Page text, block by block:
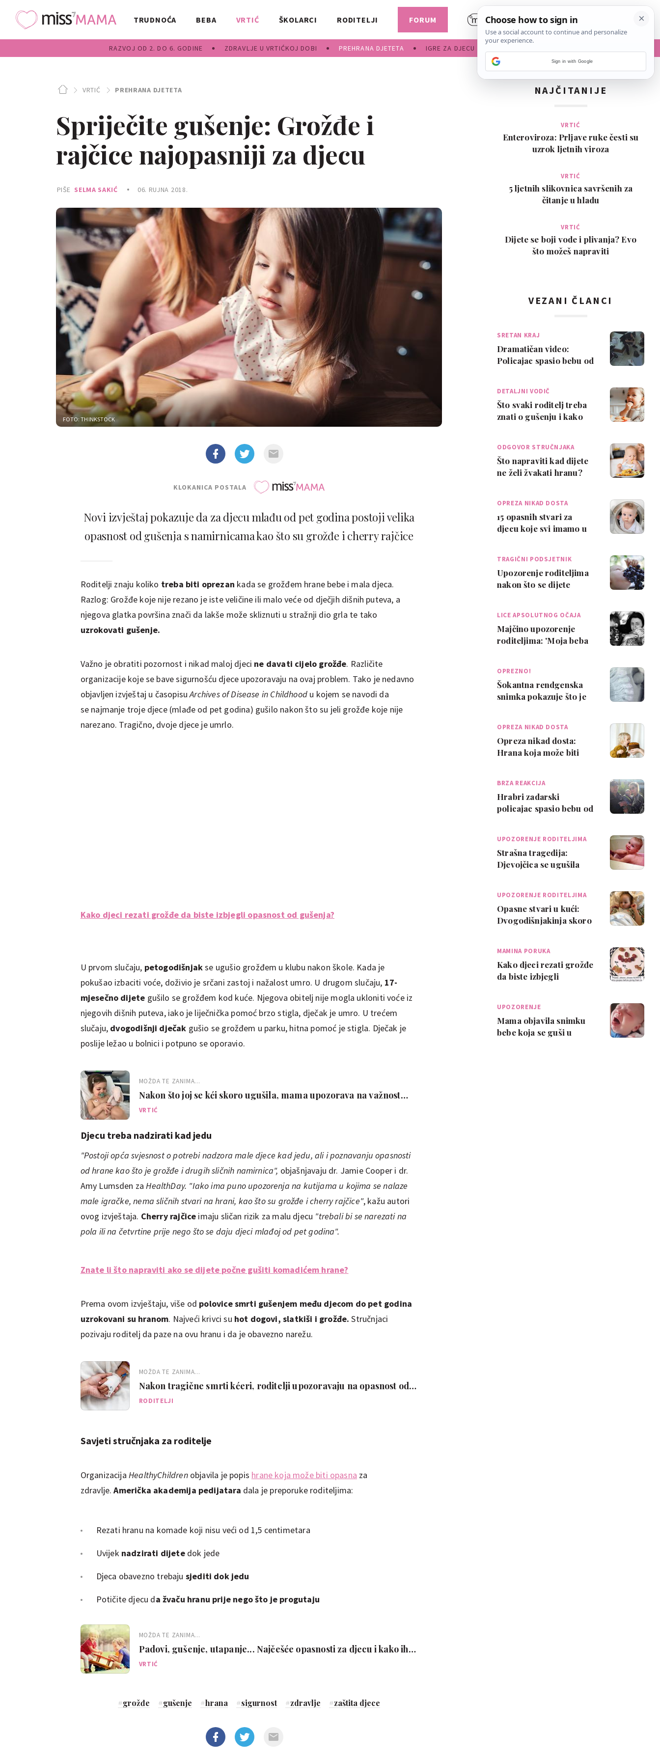
TRUDNOĆA BEBA VRTIĆ
RAZVOJ OD 2. DO 6. GODINE ZDRAVLJE U VRTIĆKOJ DOBI PREHRANA DJETETA IGRE ZA DJECU
ŠKOLARCI RODITELJI FORUM
VRTIĆ PREHRANA DJETETA
Spriječite gušenje: Grožđe i
rajčice najopasniji za djecu
PIŠE SELMA SAKIĆ 06. RUJNA 2018.
FOTO: THINKSTOCK
KLOKANICA POSTALA
Novi izvještaj pokazuje da za djecu mlađu od pet godina postoji velika
opasnost od gušenja s namirnicama kao što su grožđe i cherry rajčice
Roditelji znaju koliko treba biti oprezan kada se grožđem hrane bebe i mala djeca.
Razlog: Grožđe koje nije rezano je iste veličine ili malo veće od dječjih dišnih puteva, a
njegova glatka površina znači da lakše može skliznuti u stražnji dio grla te tako
uzrokovati gušenje.
Važno je obratiti pozornost i nikad maloj djeci ne davati cijelo grožđe. Različite
organizacije koje se bave sigurnošću djece upozoravaju na ovaj problem. Tako je nedavno
objavljen izvještaj u časopisuArchives of Disease in Childhood u kojem se navodi da
se najmanje troje djece (mlađe od pet godina) gušilo nakon što su jeli grožđe koje nije
narezano. Tragično, dvoje djece je umrlo.
Kako djeci rezati grožđe da biste izbjegli opasnost od gušenja?
U prvom slučaju, petogodišnjakse ugušio grožđem u klubu nakon škole. Kada je
pokušao izbaciti voće, doživio je srčani zastoj i nažalost umro. U drugom slučaju, 17-
mjesečno dijete gušilo se grožđem kod kuće. Njegova obitelj nije mogla ukloniti voće iz
njegovih dišnih puteva, iako je liječnička pomoć brzo stigla, dječak je umro. U trećem
slučaju, dvogodišnji dječak gušio se grožđem u parku, hitna pomoć je stigla. Dječak je
poslije ležao u bolnici i potpuno se oporavio.
MOŽDA TE ZANIMA...
Nakon što joj se kći skoro ugušila, mama upozorava na važnost
prve pomoći
VRTIĆ
Djecu treba nadzirati kad jedu
"Postoji opća svjesnost o potrebi nadzora male djece kad jedu, ali i poznavanju opasnosti
od hrane kao što je grožđe i drugih sličnih namirnica", objašnjavaju dr. Jamie Cooper i dr.
Amy Lumsden za HealthDay. "Iako ima puno upozorenja na kutijama u kojima se nalaze
male igračke, nema sličnih stvari na hrani, kao što su grožđe i cherry rajčice", kažu autori
ovog izvještaja. Cherry rajčice imaju sličan rizik za malu djecu "trebali bi se narezati na
pola ili na četvrtine prije nego što se daju djeci mlađoj od pet godina".
Znate li što napraviti ako se dijete počne gušiti komadićem hrane?
Prema ovom izvještaju, više od polovice smrti gušenjem među djecom do pet godina
uzrokovani su hranom. Najveći krivci su hot dogovi, slatkiši i grožđe. Stručnjaci
pozivaju roditelj da paze na ovu hranu i da je obavezno narežu.
MOŽDA TE ZANIMA...
Nakon tragične smrti kćeri, roditelji upozoravaju na opasnost od
gušenja kokicama
RODITELJI
Savjeti stručnjaka za roditelje
Organizacija HealthyChildren objavila je popis hrane koja može biti opasna za
zdravlje.Američka akademija pedijatara dala je preporuke roditeljima:
Rezati hranu na komade koji nisu veći od 1,5 centimetara
Uvijek nadzirati dijetedok jede
Djeca obavezno trebaju sjediti dok jedu
Potičite djecu da žvaču hranu prije nego što je progutaju
MOŽDA TE ZANIMA...
Padovi, gušenje, utapanje... Najčešće opasnosti za djecu i kako ih
spriječiti
VRTIĆ
#grožđe #gušenje #hrana #sigurnost #zdravlje #zaštita djece
NAJČITANIJE
VRTIĆ
Enteroviroza: Prljave ruke česti su
uzrok ljetnih viroza
VRTIĆ
5 ljetnih slikovnica savršenih za
čitanje u hladu
VRTIĆ
Dijete se boji vode i plivanja? Evo
što možeš napraviti
VEZANI ČLANCI
SRETAN KRAJ
Dramatičan video:
Policajac spasio bebu od
DETALJNI VODIČ
Što svaki roditelj treba
znati o gušenju i kako
ODGOVOR STRUČNJAKA
Što napraviti kad dijete
ne želi žvakati hranu?
OPREZA NIKAD DOSTA
15 opasnih stvari za
djecu koje svi imamo u
TRAGIČNI PODSJETNIK
Upozorenje roditeljima
nakon što se dijete
LICE APSOLUTNOG OČAJA
Majčino upozorenje
roditeljima: 'Moja beba
OPREZNO!
Šokantna rendgenska
snimka pokazuje što je
OPREZA NIKAD DOSTA
Opreza nikad dosta:
Hrana koja može biti
BRZA REAKCIJA
Hrabri zadarski
policajac spasio bebu od
UPOZORENJE RODITELJIMA
Strašna tragedija:
Djevojčica se ugušila
UPOZORENJE RODITELJIMA
Opasne stvari u kući:
Dvogodišnjakinja skoro
MAMINA PORUKA
Kako djeci rezati grožđe
da biste izbjegli
UPOZORENJE
Mama objavila snimku
bebe koja se guši u
Sign in with Google